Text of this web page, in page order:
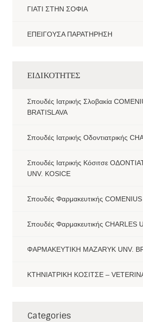
ΓΙΑΤΙ ΣΤΗΝ ΣΟΦΙΑ
ΕΠΕΙΓΟΥΣΑ ΠΑΡΑΤΗΡΗΣΗ
ΕΙΔΙΚΟΤΗΤΕΣ
Σπουδές Ιατρικής Σλοβακία
BRATISLAVA
Σπουδές Ιατρικής Οδοντιατρικής
Σπουδές Ιατρικής Κόσιτσε
UNV. KOSICE
Σπουδές Φαρμακευτικής
Σπουδές Φαρμακευτικής CHARLES
ΦΑΡΜΑΚΕΥΤΙΚΗ MAZARYK UNV.
ΚΤΗΝΙΑΤΡΙΚΗ ΚΟΣΙΤΣΕ –
Categories